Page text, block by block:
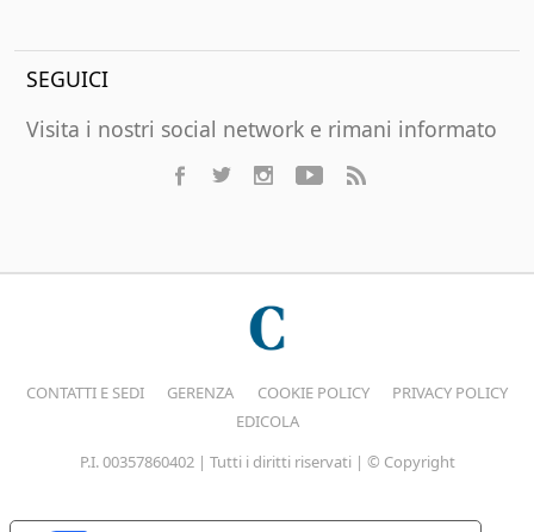
SEGUICI
Visita i nostri social network e rimani informato
CONTATTI E SEDI GERENZA COOKIE POLICY
PRIVACY POLICY
EDICOLA
P.I. 00357860402 | Tutti i diritti riservati | © Copyright